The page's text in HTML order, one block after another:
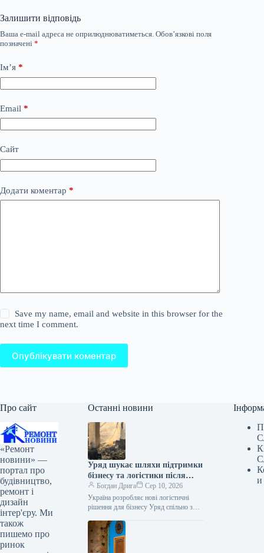
Залишити відповідь
Ваша e-mail адреса не оприлюднюватиметься. Обов’язкові поля
позначені *
Ім’я *
Email *
Сайт
Додати коментар *
Save my name, email and website in this browser for the
next time I comment.
Опублікувати коментар
Про сайт
«Ремонт
новини» —
портал про
будівництво,
ремонт і
дизайн
інтер'єру. Ми
також
пишемо про
ринок
Останні новини
Уряд шукає шляхи підтримки
бізнесу та логістики після
атак на склади
Богдан Дрига
Сер 10, 2026
Україна розробляє нові логістичні
рішення для бізнесу Уряд спільно з
конкретними кроками для
забезпечення безперебійної роботи…
и